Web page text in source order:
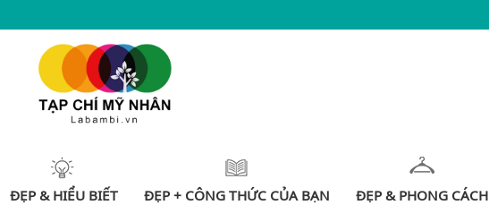
ĐẸP & HIỂU BIẾT ĐẸP + CÔNG THỨC CỦA BẠN ĐẸP & PHONG CÁCH